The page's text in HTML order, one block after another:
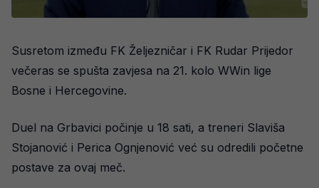
Susretom između FK Željezničar i FK Rudar Prijedor
večeras se spušta zavjesa na 21. kolo WWin lige
Bosne i Hercegovine.
Duel na Grbavici počinje u 18 sati, a treneri Slaviša
Stojanović i Perica Ognjenović već su odredili početne
postave za ovaj meč.